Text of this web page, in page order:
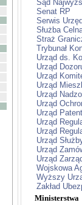
Sąd
Senat RP
Serwis
Służba
Straż
Trybunał
Urząd ds.
Urząd
Urząd
Urząd
Urząd
Urząd
Urząd
Urząd
Urząd
Urząd
Urząd
Urząd
Wojskowa
Wyższy
Zakład
Ministerstwa